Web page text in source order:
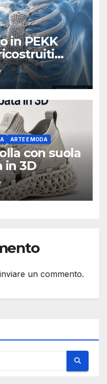
in PEKK
un
ARTE E MODA
con suola
in 3D
un commento.